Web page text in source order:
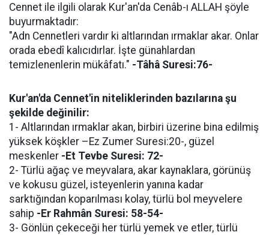
Cennet ile ilgili olarak Kur'an'da Cenâb-ı ALLAH şöyle
buyurmaktadır:
"Adn Cennetleri vardır ki altlarından ırmaklar akar. Onlar
orada ebedî kalıcıdırlar. İşte günahlardan
temizlenenlerin mükâfatı." -Tâhâ Suresi:76-
Kur'an'da Cennet'in niteliklerinden bazılarına şu
şekilde değinilir:
1- Altlarından ırmaklar akan, birbiri üzerine bina edilmiş
yüksek köşkler –Ez Zumer Suresi:20-, güzel
meskenler -Et Tevbe Suresi: 72-
2- Türlü ağaç ve meyvalara, akar kaynaklara, görünüş
ve kokusu güzel, isteyenlerin yanına kadar
sarktığından koparılması kolay, türlü bol meyvelere
sahip -Er Rahmân Suresi: 58-54-
3- Gönlün çekeceği her türlü yemek ve etler, türlü